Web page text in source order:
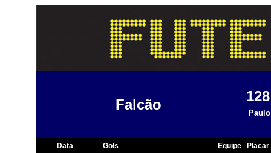
Falcão
Data Gols Equipe
Placar